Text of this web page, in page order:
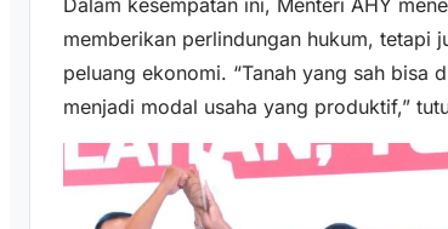
Dalam kesempatan ini, Menteri AHY
memberikan perlindungan hukum, tetapi
peluang ekonomi. “Tanah yang sah bisa
menjadi modal usaha yang produktif,”